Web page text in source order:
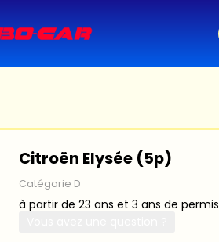
Citroën Elysée (5p)
Catégorie D
à partir de 23 ans et 3 ans de permis